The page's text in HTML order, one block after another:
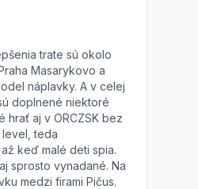
trate sú okolo
Masarykovo a
náplavky. A v celej
doplnené niektoré
hrať aj v ORCZSK bez
level, teda
keď malé deti spia.
sprosto vynadané. Na
medzi firami Pičus.